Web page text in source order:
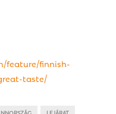
feature/finnish-
taste/